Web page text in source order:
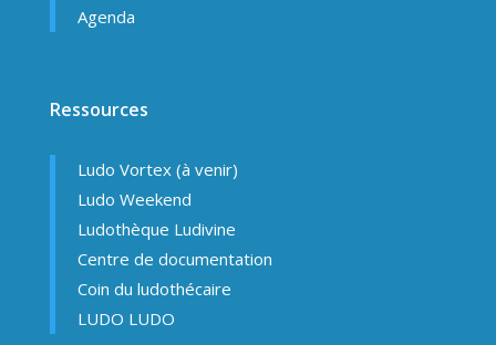
Agenda
Ressources
Ludo Vortex (à venir)
Ludo Weekend
Ludothèque Ludivine
Centre de documentation
Coin du ludothécaire
LUDO LUDO